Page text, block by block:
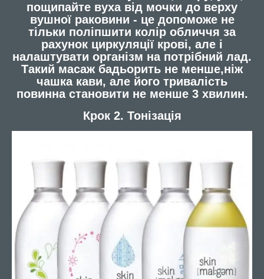
пощипайте вуха від мочки до верху
вушної раковини - це допоможе не
тільки поліпшити колір обличчя за
рахунок циркуляції крові, але і
налаштувати організм на потрібний лад.
Такий масаж бадьорить не менше,ніж
чашка кави, але його тривалість
повинна становити не менше 3 хвилин.
Крок 2. Тонізація